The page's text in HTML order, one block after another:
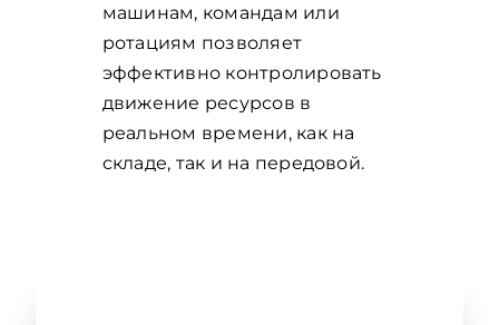
машинам, командам или
ротациям позволяет
эффективно контролировать
движение ресурсов в
реальном времени, как на
складе, так и на передовой.